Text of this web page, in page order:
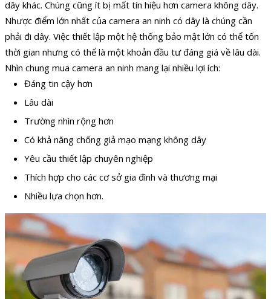
dây khác. Chúng cũng ít bị mất tín hiệu hơn camera không dây.
Nhược điểm lớn nhất của camera an ninh có dây là chúng cần
phải đi dây. Việc thiết lập một hệ thống bảo mật lớn có thể tốn
thời gian nhưng có thể là một khoản đầu tư đáng giá về lâu dài.
Nhìn chung mua camera an ninh mang lại nhiều lợi ích:
Đáng tin cậy hơn
Lâu dài
Trường nhìn rộng hơn
Có khả năng chống giả mạo mạng không dây
Yêu cầu thiết lập chuyên nghiệp
Thích hợp cho các cơ sở gia đình và thương mại
Nhiều lựa chọn hơn.